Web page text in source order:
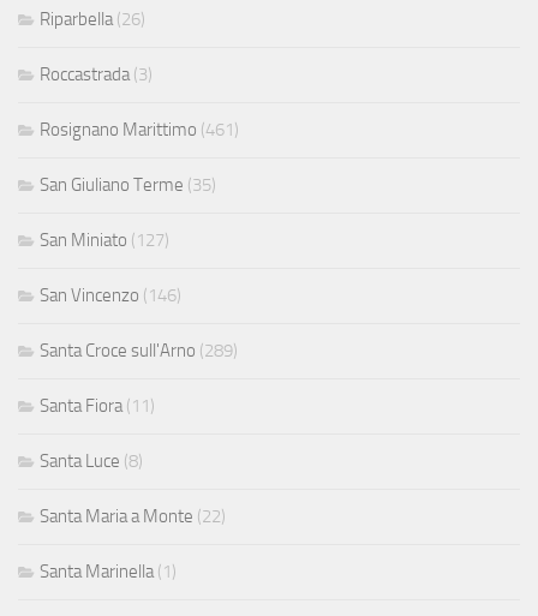
Riparbella (26)
Roccastrada (3)
Rosignano Marittimo (461)
San Giuliano Terme (35)
San Miniato (127)
San Vincenzo (146)
Santa Croce sull'Arno (289)
Santa Fiora (11)
Santa Luce (8)
Santa Maria a Monte (22)
Santa Marinella (1)